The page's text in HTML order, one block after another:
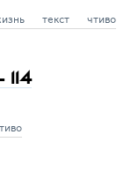
текст чтиво